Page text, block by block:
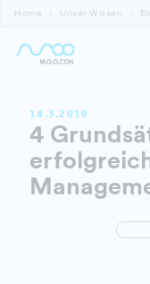
Home Unser Wissen
14.3.2019
4